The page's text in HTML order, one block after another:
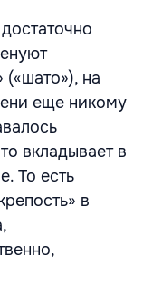
на
еще никому
вкладывает в
То есть
в